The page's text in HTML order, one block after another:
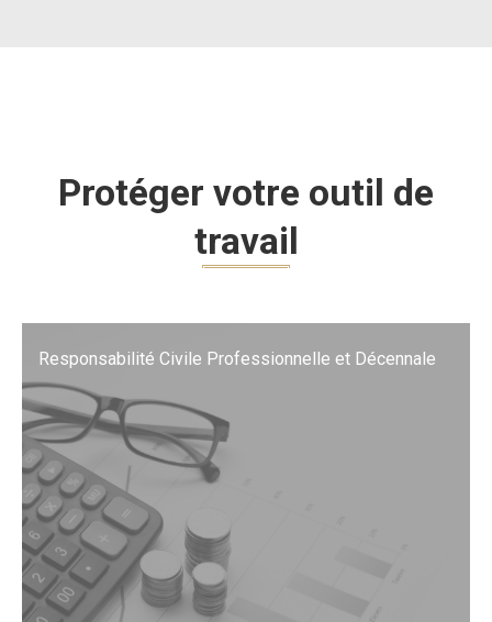
Protéger votre outil de
travail
Responsabilité Civile Professionnelle et Décennale